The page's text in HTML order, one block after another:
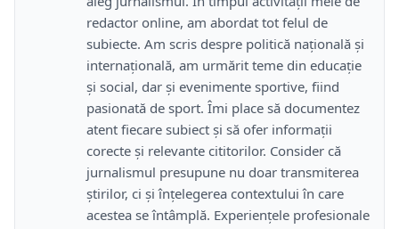
redactor online, am abordat tot felul de
subiecte. Am scris despre politică națională și
internațională, am urmărit teme din educație
și social, dar și evenimente sportive, fiind
pasionată de sport. Îmi place să documentez
atent fiecare subiect și să ofer informații
corecte și relevante cititorilor. Consider că
jurnalismul presupune nu doar transmiterea
știrilor, ci și înțelegerea contextului în care
acestea se întâmplă. Experiențele profesionale